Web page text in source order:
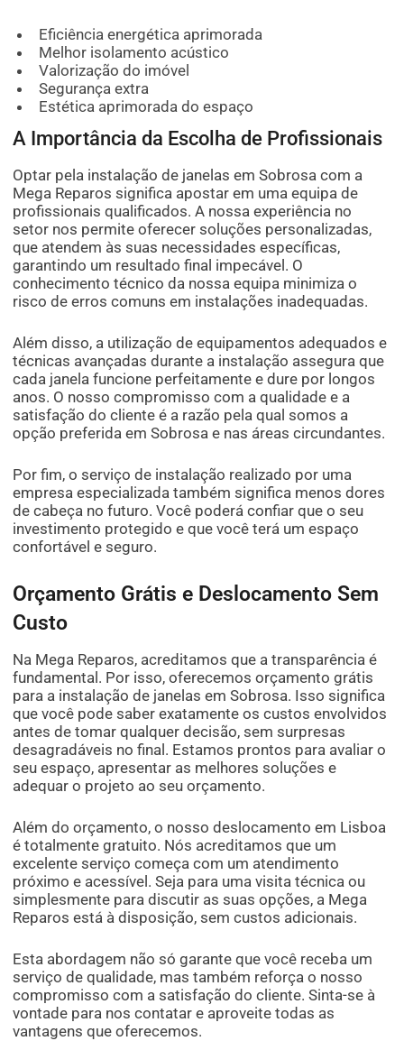
Eficiência energética aprimorada
Melhor isolamento acústico
Valorização do imóvel
Segurança extra
Estética aprimorada do espaço
A Importância da Escolha de Profissionais
Optar pela instalação de janelas em Sobrosa com a
Mega Reparos significa apostar em uma equipa de
profissionais qualificados. A nossa experiência no
setor nos permite oferecer soluções personalizadas,
que atendem às suas necessidades específicas,
garantindo um resultado final impecável. O
conhecimento técnico da nossa equipa minimiza o
risco de erros comuns em instalações inadequadas.
Além disso, a utilização de equipamentos adequados e
técnicas avançadas durante a instalação assegura que
cada janela funcione perfeitamente e dure por longos
anos. O nosso compromisso com a qualidade e a
satisfação do cliente é a razão pela qual somos a
opção preferida em Sobrosa e nas áreas circundantes.
Por fim, o serviço de instalação realizado por uma
empresa especializada também significa menos dores
de cabeça no futuro. Você poderá confiar que o seu
investimento protegido e que você terá um espaço
confortável e seguro.
Orçamento Grátis e Deslocamento Sem
Custo
Na Mega Reparos, acreditamos que a transparência é
fundamental. Por isso, oferecemos orçamento grátis
para a instalação de janelas em Sobrosa. Isso significa
que você pode saber exatamente os custos envolvidos
antes de tomar qualquer decisão, sem surpresas
desagradáveis no final. Estamos prontos para avaliar o
seu espaço, apresentar as melhores soluções e
adequar o projeto ao seu orçamento.
Além do orçamento, o nosso deslocamento em Lisboa
é totalmente gratuito. Nós acreditamos que um
excelente serviço começa com um atendimento
próximo e acessível. Seja para uma visita técnica ou
simplesmente para discutir as suas opções, a Mega
Reparos está à disposição, sem custos adicionais.
Esta abordagem não só garante que você receba um
serviço de qualidade, mas também reforça o nosso
compromisso com a satisfação do cliente. Sinta-se à
vontade para nos contatar e aproveite todas as
vantagens que oferecemos.